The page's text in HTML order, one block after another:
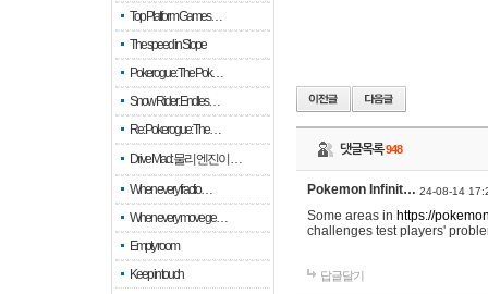
Top Platform Games…
The speed in Slope
Pokerogue: The Pok…
Snow Rider: Endles…
Re: Pokerogue: The…
Drive Mad: 물리 엔진이 …
When every fractio…
When every move ge…
Empty room
Keep in touch
댓글목록948
Pokemon Infinit… 24-08-14
Some areas in https://
challenges test players'
답글달기